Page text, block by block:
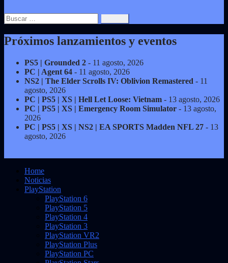
Buscar:
Próximos lanzamientos y eventos
PS5 | Grounded 2 - 11 agosto, 2026
PC | Agent 64 - 11 agosto, 2026
NS2 | The Elder Scrolls IV: Oblivion Remastered - 11
agosto, 2026
PC | PS5 | XS | Hell Let Loose: Vietnam - 13 agosto, 2026
PC | PS5 | XS | Emergency Room Simulator - 13 agosto,
2026
PC | PS5 | XS | NS2 | EA SPORTS Madden NFL 27 - 13
agosto, 2026
Home
Noticias
PlayStation
PlayStation 6
PlayStation 5
PlayStation 4
PlayStation 3
PlayStation VR2
PlayStation Plus
PlayStation PC